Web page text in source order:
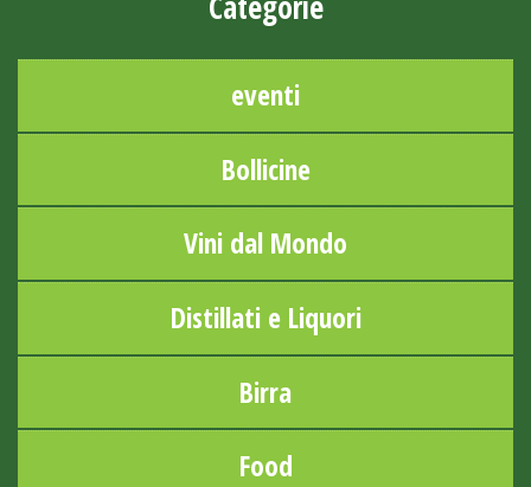
eventi
Bollicine
Vini dal Mondo
Distillati e Liquori
Birra
Food